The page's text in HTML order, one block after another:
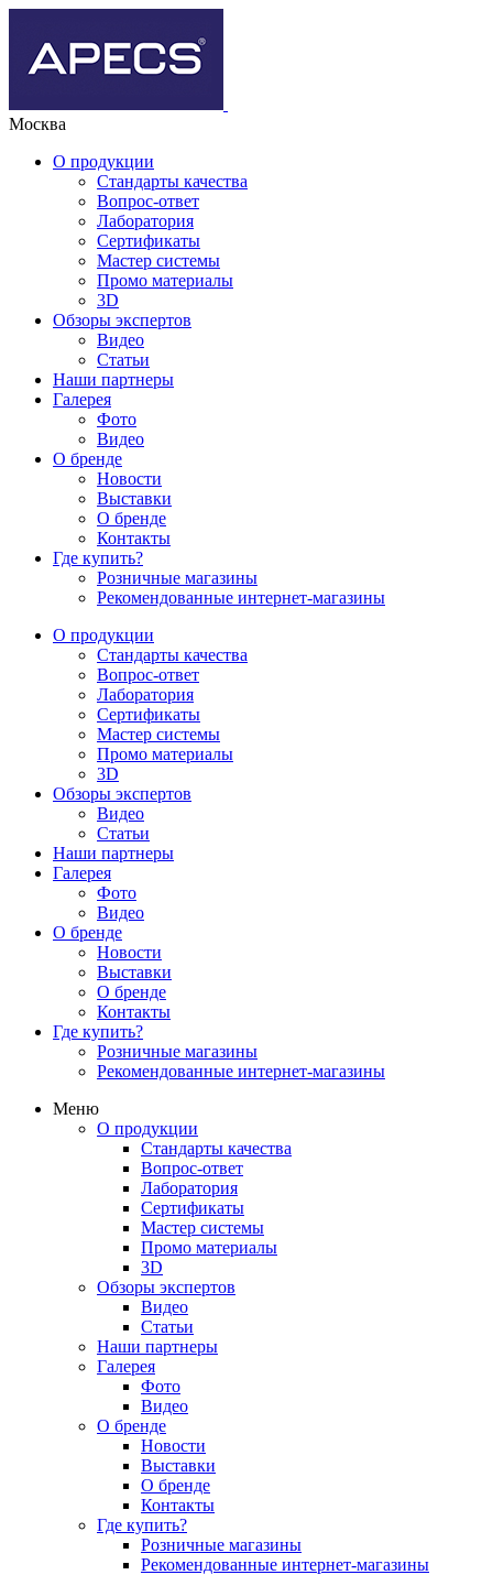
Москва
О продукции
Стандарты качества
Вопрос-ответ
Лаборатория
Сертификаты
Мастер системы
Промо материалы
3D
Обзоры экспертов
Видео
Статьи
Наши партнеры
Галерея
Фото
Видео
О бренде
Новости
Выставки
О бренде
Контакты
Где купить?
Розничные магазины
Рекомендованные интернет-магазины
О продукции
Стандарты качества
Вопрос-ответ
Лаборатория
Сертификаты
Мастер системы
Промо материалы
3D
Обзоры экспертов
Видео
Статьи
Наши партнеры
Галерея
Фото
Видео
О бренде
Новости
Выставки
О бренде
Контакты
Где купить?
Розничные магазины
Рекомендованные интернет-магазины
Меню
О продукции
Стандарты качества
Вопрос-ответ
Лаборатория
Сертификаты
Мастер системы
Промо материалы
3D
Обзоры экспертов
Видео
Статьи
Наши партнеры
Галерея
Фото
Видео
О бренде
Новости
Выставки
О бренде
Контакты
Где купить?
Розничные магазины
Рекомендованные интернет-магазины